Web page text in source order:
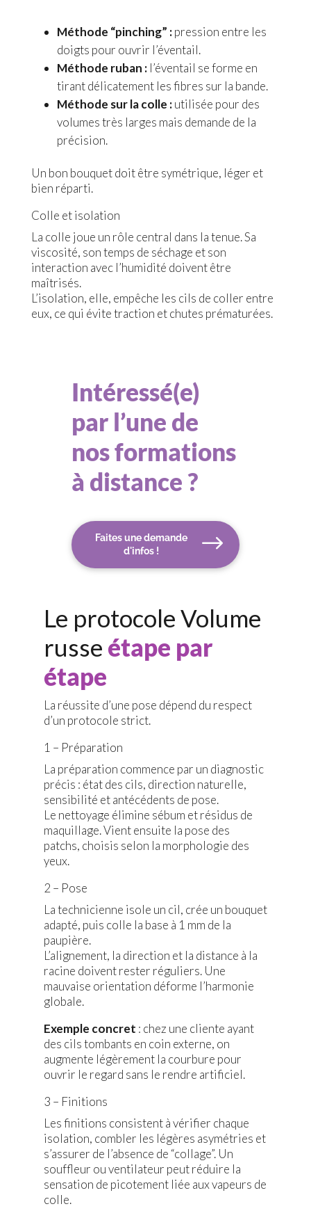
Méthode “pinching” :pression entre les
doigts pour ouvrir l’éventail.
Méthode ruban :l’éventail se forme en
tirant délicatement les fibres sur la bande.
Méthode sur la colle :utilisée pour des
volumes très larges mais demande de la
précision.
Un bon bouquet doit être symétrique, léger et
bien réparti.
Colle et isolation
La colle joue un rôle central dans la tenue. Sa
viscosité, son temps de séchage et son
interaction avec l’humidité doivent être
maîtrisés.
L’isolation, elle, empêche les cils de coller entre
eux, ce qui évite traction et chutes prématurées.
Intéressé(e)
par l’une de
nos formations
à distance ?
Faites une demande
d'infos !
Le protocole Volume
russe étape par
étape
La réussite d’une pose dépend du respect
d’un protocole strict.
1 – Préparation
La préparation commence par un diagnostic
précis : état des cils, direction naturelle,
sensibilité et antécédents de pose.
Le nettoyage élimine sébum et résidus de
maquillage. Vient ensuite la pose des
patchs, choisis selon la morphologie des
yeux.
2 – Pose
La technicienne isole un cil, crée un bouquet
adapté, puis colle la base à 1 mm de la
paupière.
L’alignement, la direction et la distance à la
racine doivent rester réguliers. Une
mauvaise orientation déforme l’harmonie
globale.
Exemple concret : chez une cliente ayant
des cils tombants en coin externe, on
augmente légèrement la courbure pour
ouvrir le regard sans le rendre artificiel.
3 – Finitions
Les finitions consistent à vérifier chaque
isolation, combler les légères asymétries et
s’assurer de l’absence de “collage”. Un
souffleur ou ventilateur peut réduire la
sensation de picotement liée aux vapeurs de
colle.